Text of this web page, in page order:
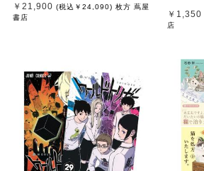
￥21,900 (税込 ￥24,090) 枚方 蔦屋
書店
￥1,350
店